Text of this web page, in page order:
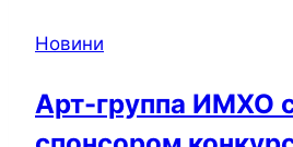
Новини
Арт-группа ИМХО